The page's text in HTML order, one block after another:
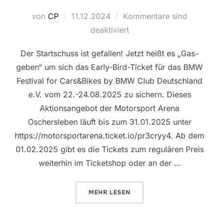
von CP
Veröffentlicht
11.12.2024
Kommentare sind
deaktiviert
Der Startschuss ist gefallen! Jetzt heißt es „Gas-
geben“ um sich das Early-Bird-Ticket für das BMW
Festival for Cars&Bikes by BMW Club Deutschland
e.V. vom 22.-24.08.2025 zu sichern. Dieses
Aktionsangebot der Motorsport Arena
Oschersleben läuft bis zum 31.01.2025 unter
https://motorsportarena.ticket.io/pr3cryy4. Ab dem
01.02.2025 gibt es die Tickets zum regulären Preis
weiterhin im Ticketshop oder an der …
MEHR ÜBER „START YOUR ENGINES!“
LESEN